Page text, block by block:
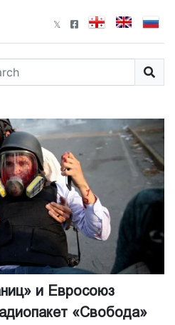
и Евросоюз
«Свобода»